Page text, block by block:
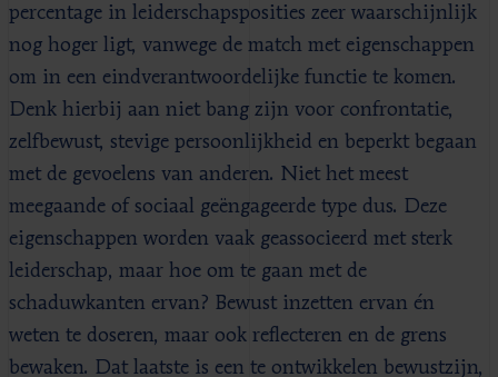
percentage in leiderschapsposities zeer waarschijnlijk
nog hoger ligt, vanwege de match met eigenschappen
om in een eindverantwoordelijke functie te komen.
Denk hierbij aan niet bang zijn voor confrontatie,
zelfbewust, stevige persoonlijkheid en beperkt begaan
met de gevoelens van anderen. Niet het meest
meegaande of sociaal geëngageerde type dus. Deze
eigenschappen worden vaak geassocieerd met sterk
leiderschap, maar hoe om te gaan met de
schaduwkanten ervan? Bewust inzetten ervan én
weten te doseren, maar ook reflecteren en de grens
bewaken. Dat laatste is een te ontwikkelen bewustzijn,